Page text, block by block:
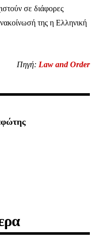
μέρος της
email σας στην ιστοσελίδα
τα στοιχεία σας είναι
σε διάφορες
της η Ελληνική
Πηγή: Law and Order